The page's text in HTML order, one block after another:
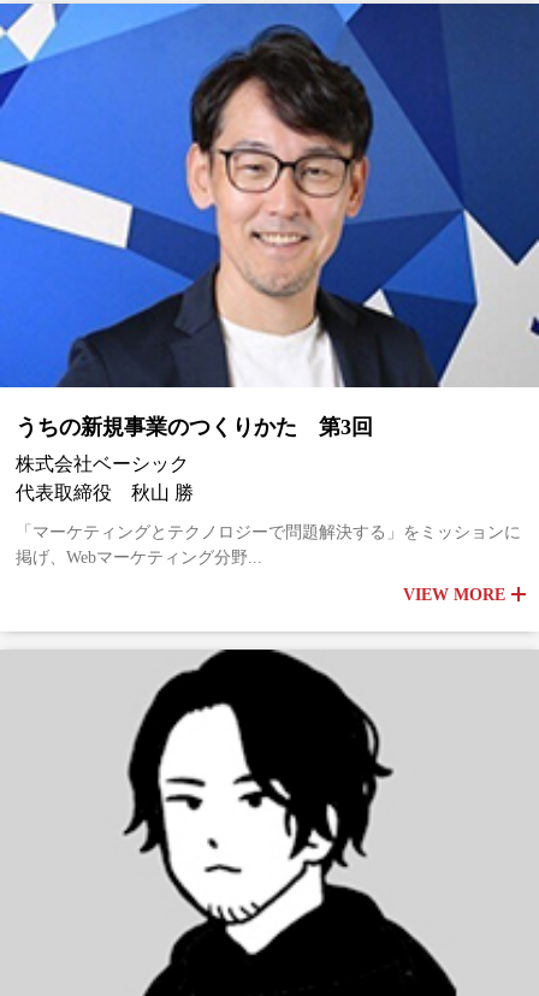
うちの新規事業のつくりかた 第3回
株式会社ベーシック
代表取締役 秋山 勝
「マーケティングとテクノロジーで問題解決する」をミッションに
掲げ、Webマーケティング分野...
VIEW MORE